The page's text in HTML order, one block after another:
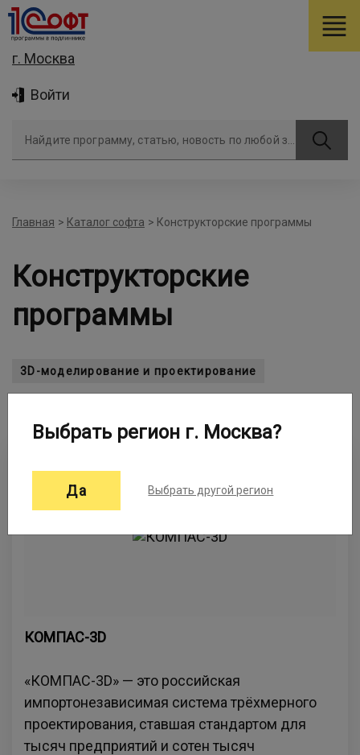
г. Москва
Войти
Главная > Каталог софта > Конструкторские программы
Конструкторские
программы
3D-моделирование и проектирование
КОМПАС-3D
«КОМПАС-3D» — это российская
импортонезависимая система трёхмерного
проектирования, ставшая стандартом для
тысяч предприятий и сотен тысяч
Выбрать регион г. Москва?
Да Выбрать другой регион